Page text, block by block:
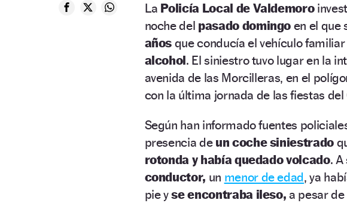
La Policía Local de Valdemoro
noche del pasado domingo en el que
años que conducía el vehículo
alcohol. El siniestro tuvo lugar en la
avenida de las Morcilleras, en el
con la última jornada de las fiestas del
Según han informado fuentes
presencia de un coche siniestrado
rotonda y había quedado volcado.
conductor, un menor de edad, ya
pie yse encontraba ileso, a pesar